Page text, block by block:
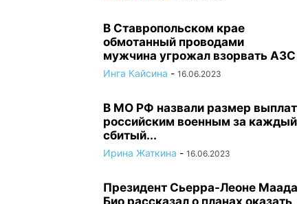
В Ставропольском крае
обмотанный проводами
мужчина угрожал взорвать АЗС
Инга Кайсина - 16.06.2023
В МО РФ назвали размер выплат
российским военным за каждый
сбитый...
Ирина Жаткина - 16.06.2023
Президент Сьерра-Леоне Маада
Био рассказал о планах оказать